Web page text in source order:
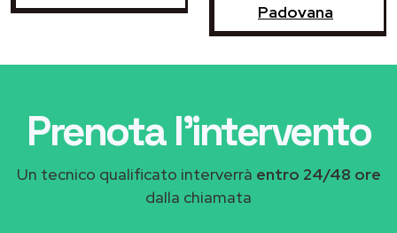
Padovana
Prenota l'intervento
Un tecnico qualificato interverrà entro 24/48 ore
dalla chiamata